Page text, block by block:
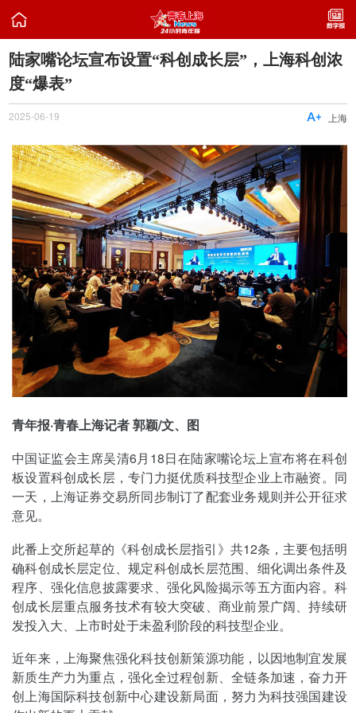

陆家嘴论坛宣布设置“科创成长层”，上海科创浓
度“爆表”
2025-06-19 上海

青年报·青春上海记者 郭颖/文、图
中国证监会主席吴清6月18日在陆家嘴论坛上宣布将在科创
板设置科创成长层，专门力挺优质科技型企业上市融资。同
一天，上海证券交易所同步制订了配套业务规则并公开征求
意见。
此番上交所起草的《科创成长层指引》共12条，主要包括明
确科创成长层定位、规定科创成长层范围、细化调出条件及
程序、强化信息披露要求、强化风险揭示等五方面内容。科
创成长层重点服务技术有较大突破、商业前景广阔、持续研
发投入大、上市时处于未盈利阶段的科技型企业。
近年来，上海聚焦强化科技创新策源功能，以因地制宜发展
新质生产力为重点，强化全过程创新、全链条加速，奋力开
创上海国际科技创新中心建设新局面，努力为科技强国建设